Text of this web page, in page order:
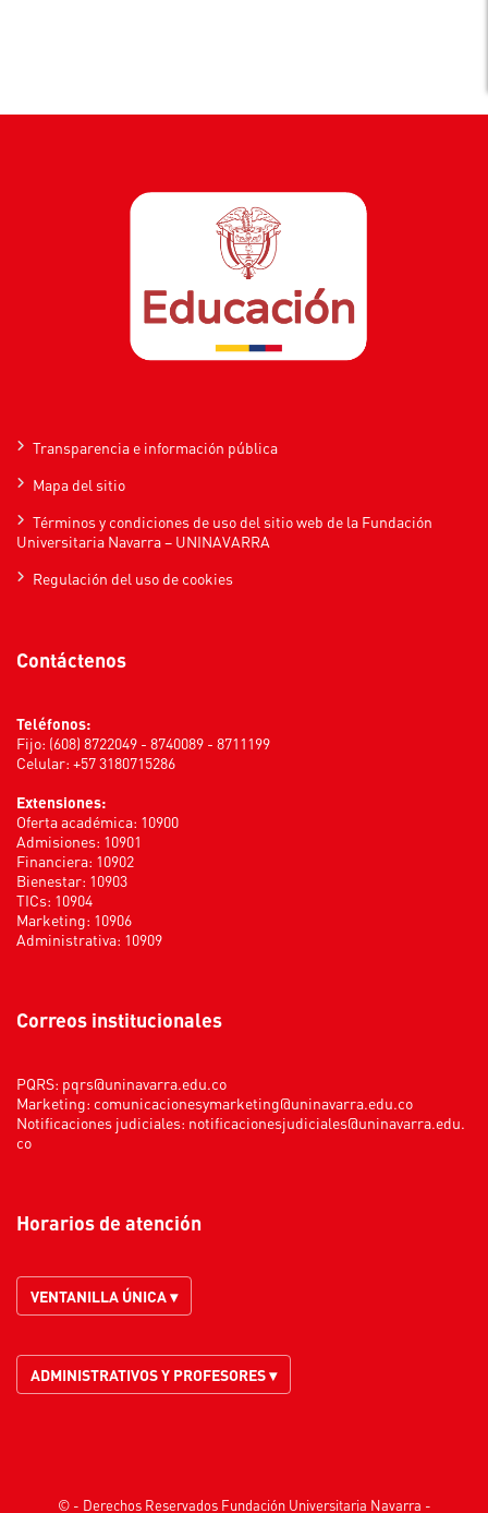
Transparencia e información pública
Mapa del sitio
Términos y condiciones de uso del sitio web de la Fundación
Universitaria Navarra – UNINAVARRA
Regulación del uso de cookies
Contáctenos
Teléfonos:
Fijo: (608) 8722049 - 8740089 - 8711199
Celular: +57 3180715286
Extensiones:
Oferta académica: 10900
Admisiones: 10901
Financiera: 10902
Bienestar: 10903
TICs: 10904
Marketing: 10906
Administrativa: 10909
Correos institucionales
PQRS: pqrs@uninavarra.edu.co
Marketing: comunicacionesymarketing@uninavarra.edu.co
Notificaciones judiciales: notificacionesjudiciales@uninavarra.edu.
co
Horarios de atención
VENTANILLA ÚNICA ▾
ADMINISTRATIVOS Y PROFESORES ▾
© - Derechos Reservados Fundación Universitaria Navarra -